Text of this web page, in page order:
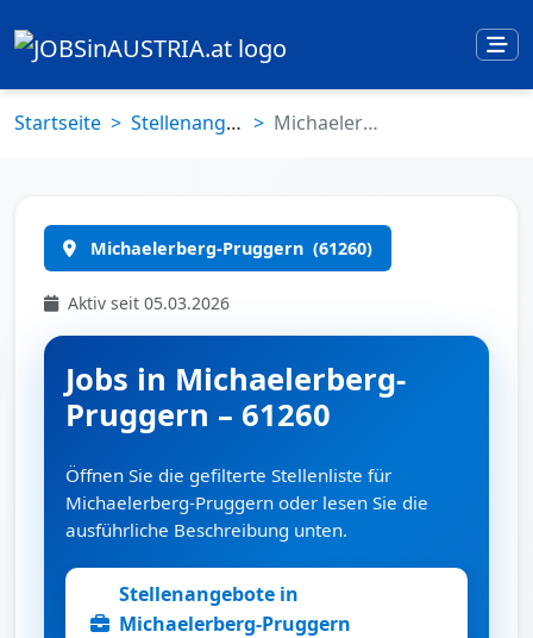
Startseite Stellenangebote Michaelerberg-Pruggern (61260)
Michaelerberg-Pruggern (61260)
Aktiv seit 05.03.2026
Jobs in Michaelerberg-
Pruggern – 61260
Öffnen Sie die gefilterte Stellenliste für
Michaelerberg-Pruggern oder lesen Sie die
ausführliche Beschreibung unten.
Stellenangebote in
Michaelerberg-Pruggern